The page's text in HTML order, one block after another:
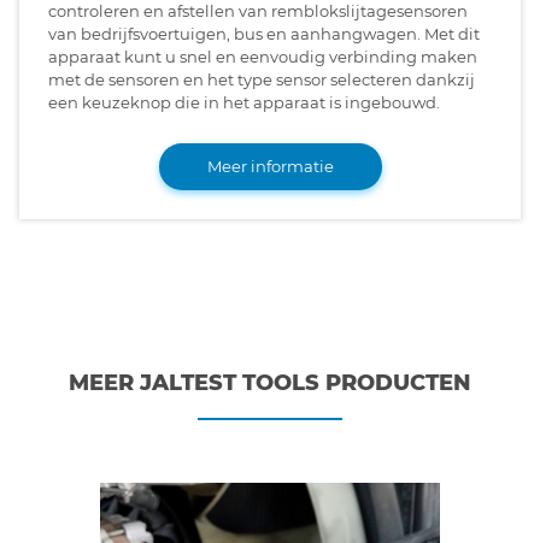
controleren en afstellen van remblokslijtagesensoren
van bedrijfsvoertuigen, bus en aanhangwagen. Met dit
apparaat kunt u snel en eenvoudig verbinding maken
met de sensoren en het type sensor selecteren dankzij
een keuzeknop die in het apparaat is ingebouwd.
Meer informatie
MEER JALTEST TOOLS PRODUCTEN